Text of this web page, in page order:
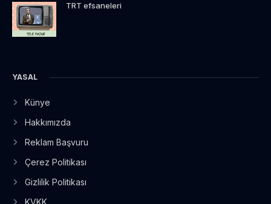
TRT efsaneleri
YASAL
Künye
Hakkımızda
Reklam Başvuru
Çerez Politikası
Gizlilik Politikası
KVKK